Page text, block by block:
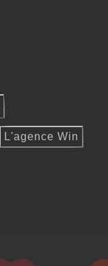
L'agence Win